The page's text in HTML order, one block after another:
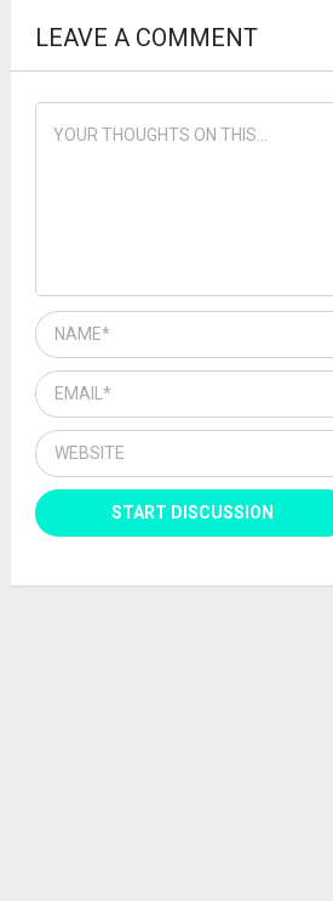
LEAVE A COMMENT